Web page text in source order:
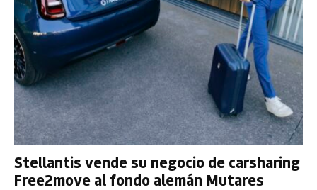
Stellantis vende su negocio de carsharing
Free2move al fondo alemán Mutares